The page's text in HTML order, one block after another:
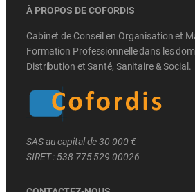
À PROPOS DE COFORDIS
Cabinet de Conseil en Organisation et
Formation Professionnelle dans les
Distribution et Santé, Sanitaire & Social.
SAS au capital de 30 000 €
SIRET : 538 775 529 00026